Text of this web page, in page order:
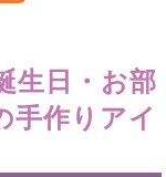
生日・お部
手作りアイ